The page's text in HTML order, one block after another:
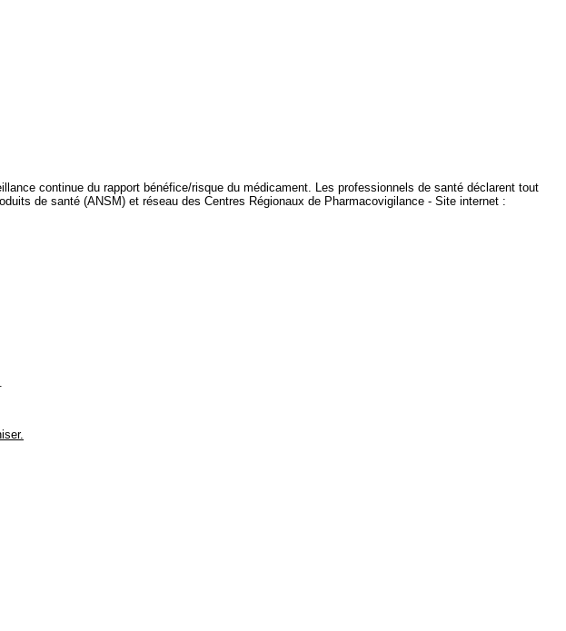
continue du rapport bénéfice/risque du médicament. Les professionnels de santé déclarent tout
de santé (ANSM) et réseau des Centres Régionaux de Pharmacovigilance - Site internet :